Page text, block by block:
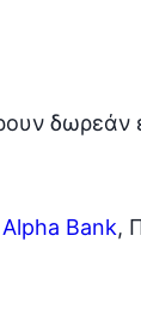
Alpha Bank,